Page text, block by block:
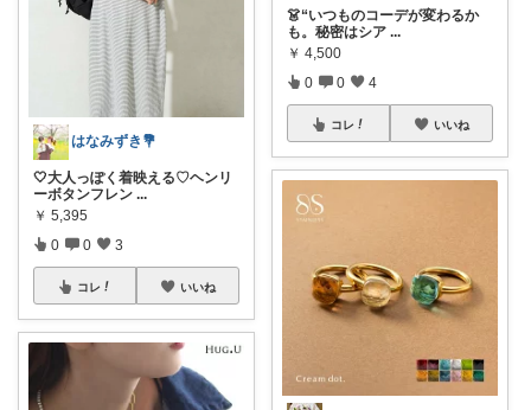
はなみずき💐
🤍大人っぽく着映える♡ヘンリ
ーボタンフレン ...
￥ 5,395
0 0 3
コレ いいね
👗“いつものコーデが変わるか
も。秘密はシア ...
￥ 4,500
0 0 4
コレ いいね